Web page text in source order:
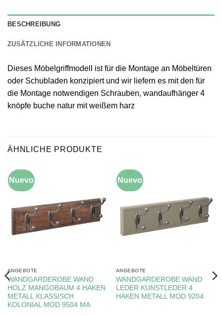
BESCHREIBUNG
ZUSÄTZLICHE INFORMATIONEN
Dieses Möbelgriffmodell ist für die Montage an Möbeltüren
oder Schubladen konzipiert und wir liefern es mit den für
die Montage notwendigen Schrauben, wandaufhänger 4
knöpfe buche natur mit weißem harz
ÄHNLICHE PRODUKTE
-10%
Nuevo
ANGEBOTE
WANDGARDEROBE WAND
HOLZ MANGOBAUM 4 HAKEN
METALL KLASSISCH
KOLONIAL MOD 9504 MA
-10%
Nuevo
ANGEBOTE
WANDGARDEROBE WAND
LEDER KUNSTLEDER 4
HAKEN METALL MOD 9204